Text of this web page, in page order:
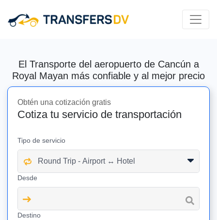
El Transporte del aeropuerto de Cancún a
Royal Mayan más confiable y al mejor precio
Obtén una cotización gratis
Cotiza tu servicio de transportación
Tipo de servicio
Desde
Destino